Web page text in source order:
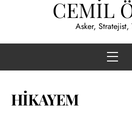
CEMİL
Asker, Stratejist,
HİKAYEM